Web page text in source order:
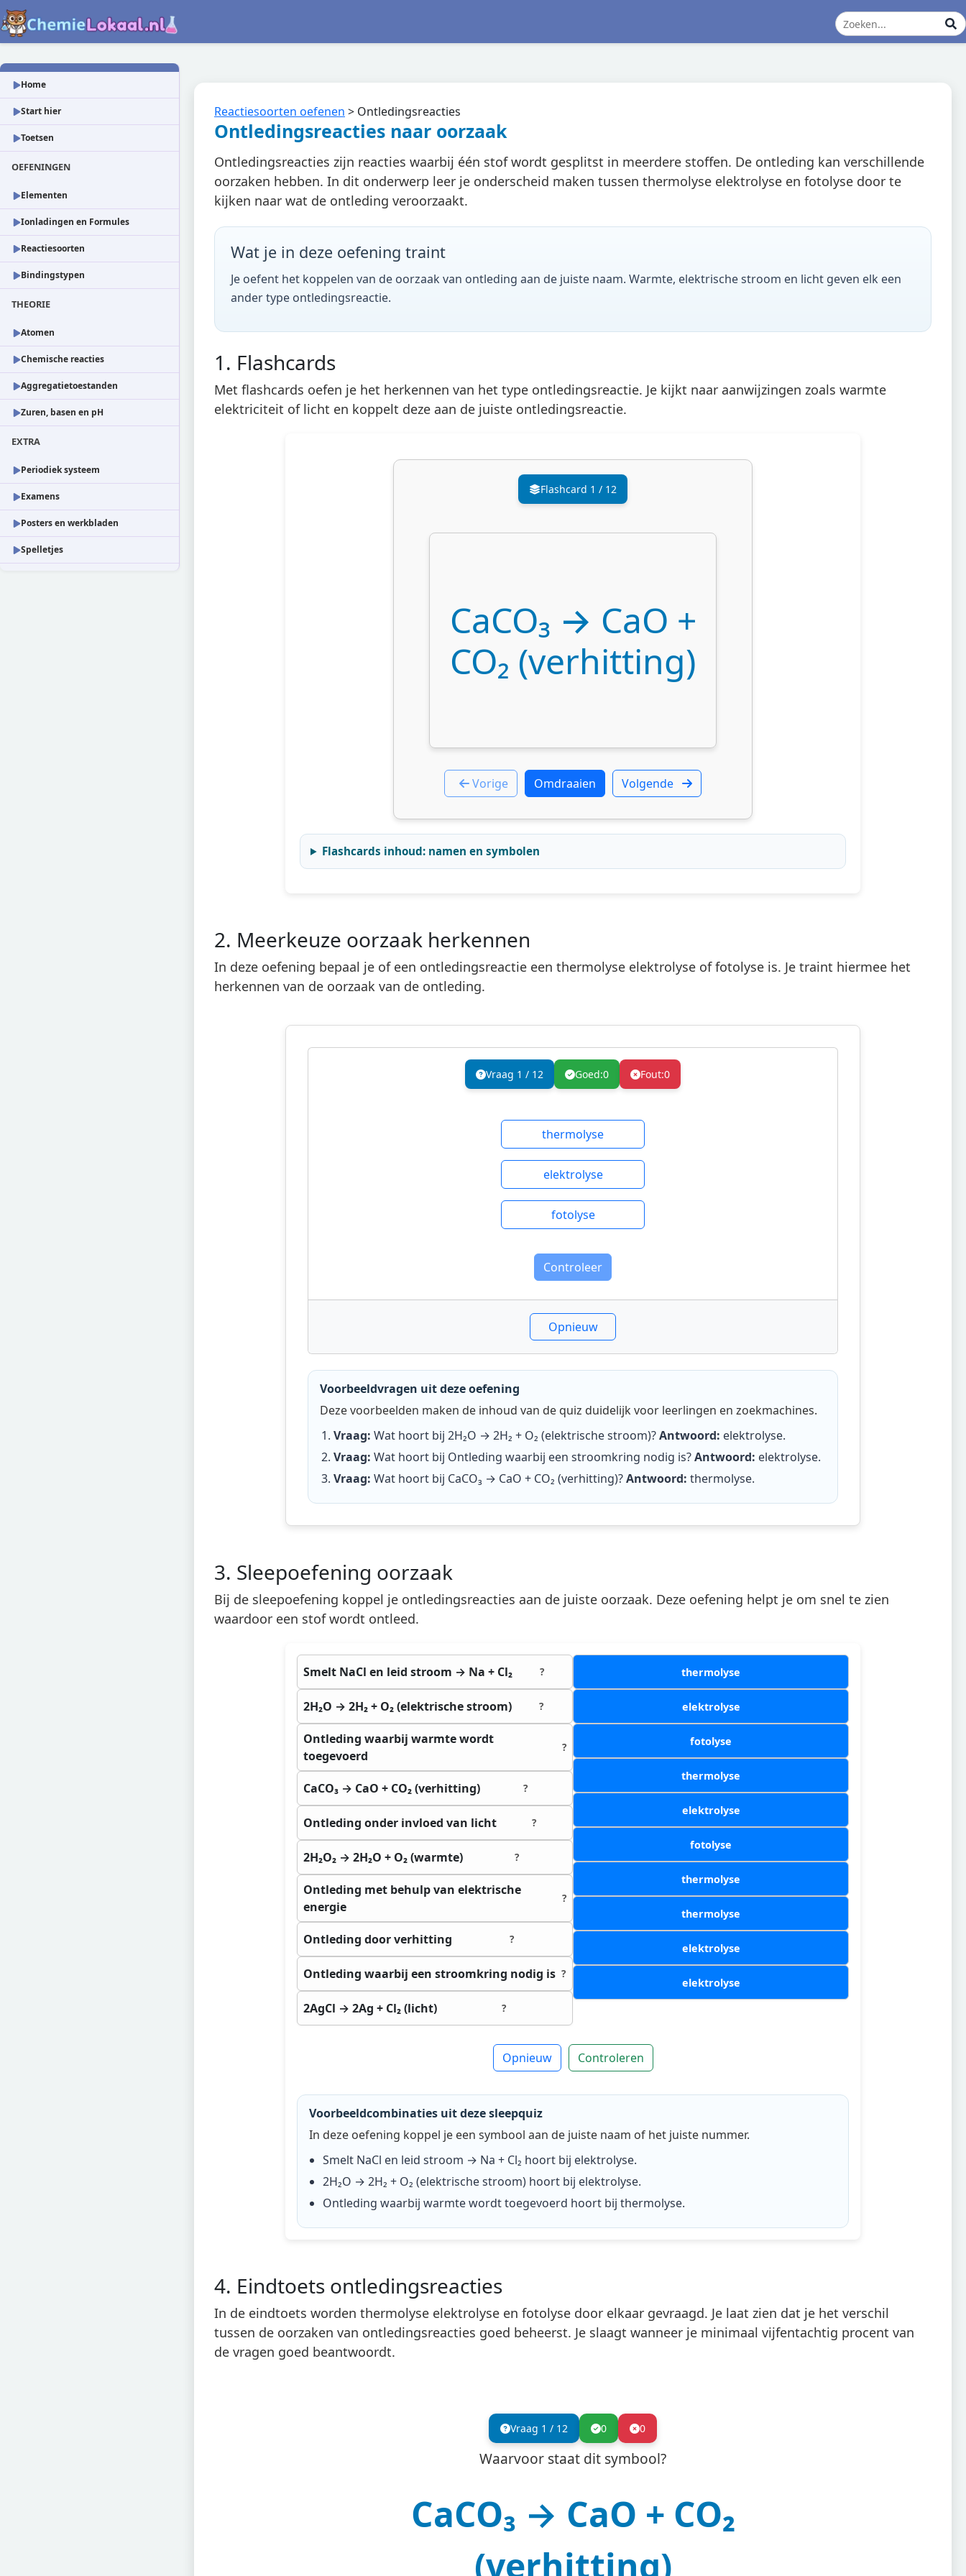
Home
Start hier
Toetsen
OEFENINGEN
Elementen
Ionladingen en Formules
Reactiesoorten
Bindingstypen
THEORIE
Atomen
Chemische reacties
Aggregatietoestanden
Zuren, basen en pH
EXTRA
Periodiek systeem
Examens
Posters en werkbladen
Spelletjes
Reactiesoorten oefenen > Ontledingsreacties
Ontledingsreacties naar oorzaak
Ontledingsreacties zijn reacties waarbij één stof wordt gesplitst in meerdere stoffen. De ontleding kan verschillende
oorzaken hebben. In dit onderwerp leer je onderscheid maken tussen thermolyse elektrolyse en fotolyse door te
kijken naar wat de ontleding veroorzaakt.
Wat je in deze oefening traint
Je oefent het koppelen van de oorzaak van ontleding aan de juiste naam. Warmte, elektrische stroom en licht geven elk een
ander type ontledingsreactie.
1. Flashcards
Met flashcards oefen je het herkennen van het type ontledingsreactie. Je kijkt naar aanwijzingen zoals warmte
elektriciteit of licht en koppelt deze aan de juiste ontledingsreactie.
Flashcard 1 / 12
CaCO₃ → CaO +
CO₂ (verhitting)
Vorige Omdraaien Volgende
Flashcards inhoud: namen en symbolen
2. Meerkeuze oorzaak herkennen
In deze oefening bepaal je of een ontledingsreactie een thermolyse elektrolyse of fotolyse is. Je traint hiermee het
herkennen van de oorzaak van de ontleding.
Vraag 1 / 12 Goed:0 Fout:0
thermolyse
elektrolyse
fotolyse
Controleer
Opnieuw
Voorbeeldvragen uit deze oefening
Deze voorbeelden maken de inhoud van de quiz duidelijk voor leerlingen en zoekmachines.
Vraag: Wat hoort bij 2H₂O → 2H₂ + O₂ (elektrische stroom)?Antwoord: elektrolyse.
Vraag: Wat hoort bij Ontleding waarbij een stroomkring nodig is?Antwoord: elektrolyse.
Vraag: Wat hoort bij CaCO₃ → CaO + CO₂ (verhitting)?Antwoord: thermolyse.
3. Sleepoefening oorzaak
Bij de sleepoefening koppel je ontledingsreacties aan de juiste oorzaak. Deze oefening helpt je om snel te zien
waardoor een stof wordt ontleed.
Smelt NaCl en leid stroom → Na + Cl₂ ?
2H₂O → 2H₂ + O₂ (elektrische stroom) ?
Ontleding waarbij warmte wordt
toegevoerd
?
CaCO₃ → CaO + CO₂ (verhitting) ?
Ontleding onder invloed van licht ?
2H₂O₂ → 2H₂O + O₂ (warmte) ?
Ontleding met behulp van elektrische
energie
?
Ontleding door verhitting ?
Ontleding waarbij een stroomkring nodig is ?
2AgCl → 2Ag + Cl₂ (licht) ?
thermolyse
elektrolyse
fotolyse
thermolyse
elektrolyse
fotolyse
thermolyse
thermolyse
elektrolyse
elektrolyse
Opnieuw Controleren
Voorbeeldcombinaties uit deze sleepquiz
In deze oefening koppel je een symbool aan de juiste naam of het juiste nummer.
Smelt NaCl en leid stroom → Na + Cl₂ hoort bij elektrolyse.
2H₂O → 2H₂ + O₂ (elektrische stroom) hoort bij elektrolyse.
Ontleding waarbij warmte wordt toegevoerd hoort bijthermolyse.
4. Eindtoets ontledingsreacties
In de eindtoets worden thermolyse elektrolyse en fotolyse door elkaar gevraagd. Je laat zien dat je het verschil
tussen de oorzaken van ontledingsreacties goed beheerst. Je slaagt wanneer je minimaal vijfentachtig procent van
de vragen goed beantwoordt.
Vraag 1 / 12 0 0
Waarvoor staat dit symbool?
CaCO₃ → CaO + CO₂
(verhitting)